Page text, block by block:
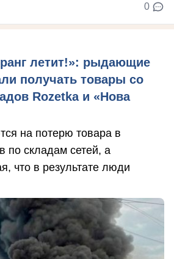
0
летит!»: рыдающие
получать товары со
Rozetka и «Нова
на потерю товара в
по складам сетей, а
что в результате люди